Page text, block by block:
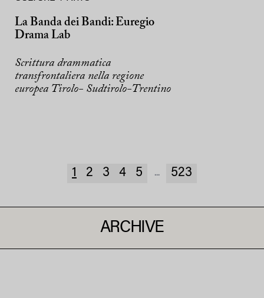
La Banda dei Bandi: Euregio
Drama Lab
Scrittura drammatica
transfrontaliera nella regione
europea Tirolo- Sudtirolo-Trentino
1 2 3 4 5 ... 523
ARCHIVE